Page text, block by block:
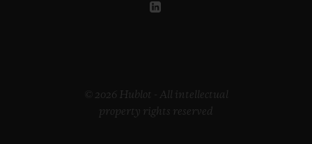
© 2026 Hublot - All intellectual
property rights reserved